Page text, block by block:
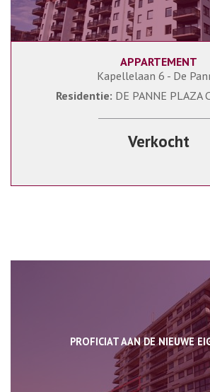
32 m² 1
APPARTEMENT
Kapellelaan 6 - De
Residentie: DE PANNE PLAZA
Verkocht
PROFICIAT AAN DE NIEUWE